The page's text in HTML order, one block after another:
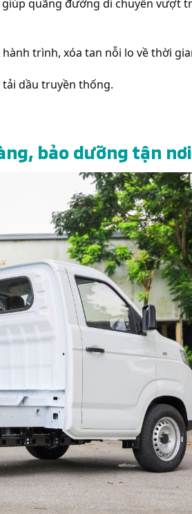
quãng đường di chuyển vượt
trình, xóa tan nỗi lo về thời
tải dầu truyền thống.
bảo dưỡng tận nơi